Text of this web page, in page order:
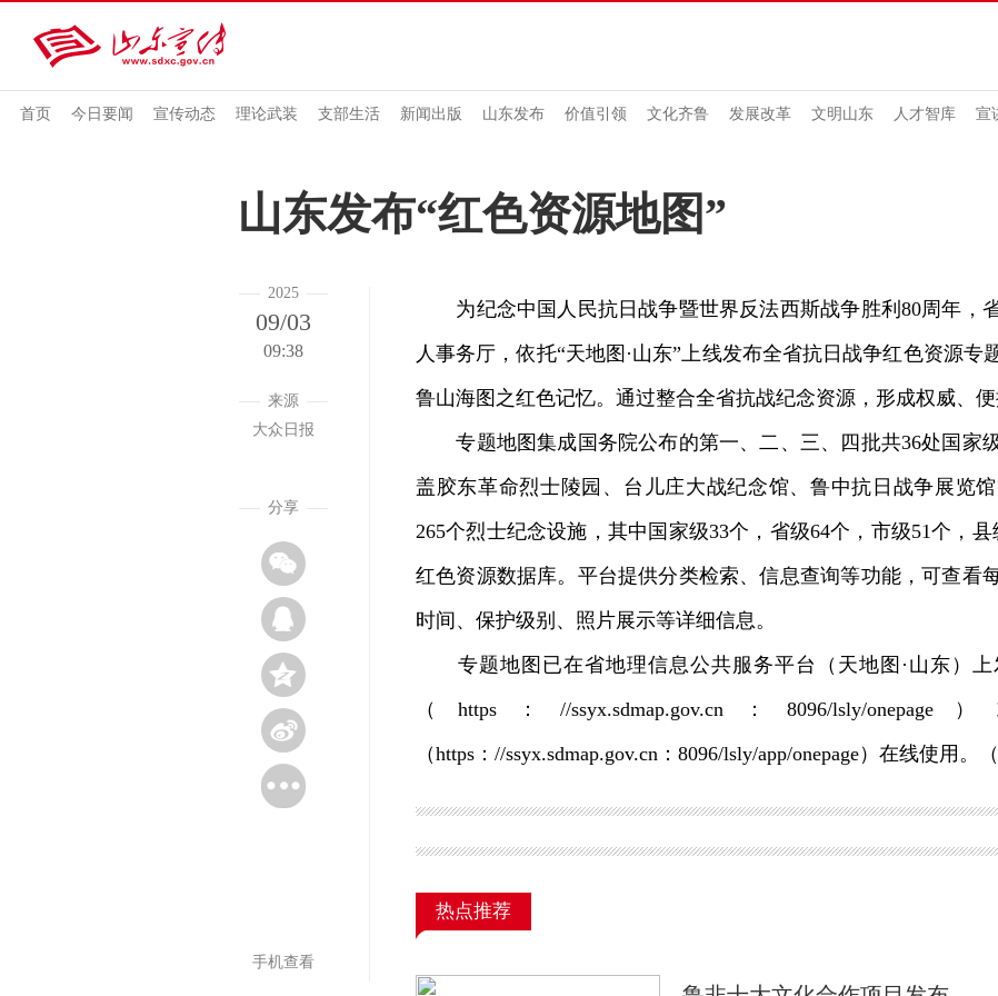
首页 今日要闻 宣传动态 理论武装 支部生活 新闻出版 山东发布 价值引领 文化齐鲁 发展改革 文明山东 人才智库 宣
山东发布“红色资源地图”
2025
09/03
09:38
来源
大众日报
分享
手机查看
为纪念中国人民抗日战争暨世界反法西斯战争胜利80周年，
人事务厅，依托“天地图·山东”上线发布全省抗日战争红色资源专
鲁山海图之红色记忆。通过整合全省抗战纪念资源，形成权威、便
专题地图集成国务院公布的第一、二、三、四批共36处国家
盖胶东革命烈士陵园、台儿庄大战纪念馆、鲁中抗日战争展览
265个烈士纪念设施，其中国家级33个，省级64个，市级51个，
红色资源数据库。平台提供分类检索、信息查询等功能，可查看
时间、保护级别、照片展示等详细信息。
专题地图已在省地理信息公共服务平台（天地图·山东）上
（https：//ssyx.sdmap.gov.cn：8096/lsly/
（https：//ssyx.sdmap.gov.cn：8096/lsly/app/onepage）在线使用。
热点推荐